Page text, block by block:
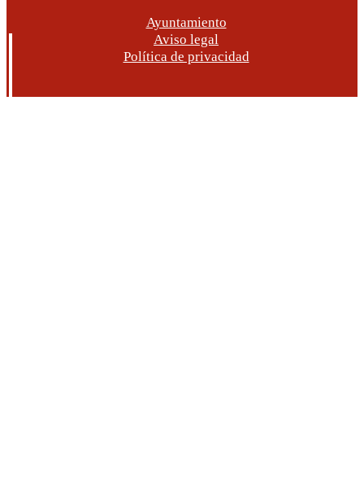
Ayuntamiento
Aviso legal
Política de privacidad